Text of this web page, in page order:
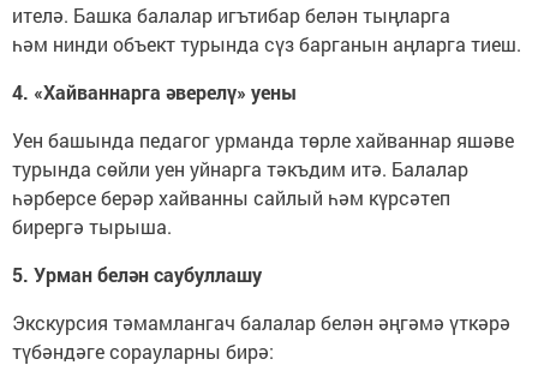
ителә. Башка балалар игътибар белән тыңларга
һәм нинди объект турында сүз барганын аңларга тиеш.
4. «Хайваннарга әверелү» уены
Уен башында педагог урманда төрле хайваннар яшәве
турында сөйли уен уйнарга тәкъдим итә. Балалар
һәрберсе берәр хайванны сайлый һәм күрсәтеп
бирергә тырыша.
5. Урман белән саубуллашу
Экскурсия тәмамлангач балалар белән әңгәмә үткәрә
түбәндәге сорауларны бирә: